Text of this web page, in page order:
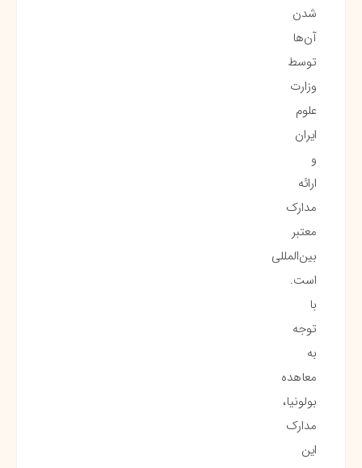
شدن
آن‌ها
توسط
وزارت
علوم
ایران
و
ارائه
مدارک
معتبر
بین‌المللی
است.
با
توجه
به
معاهده
بولونیا،
مدارک
این